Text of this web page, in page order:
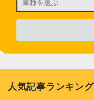
人気記事ランキング